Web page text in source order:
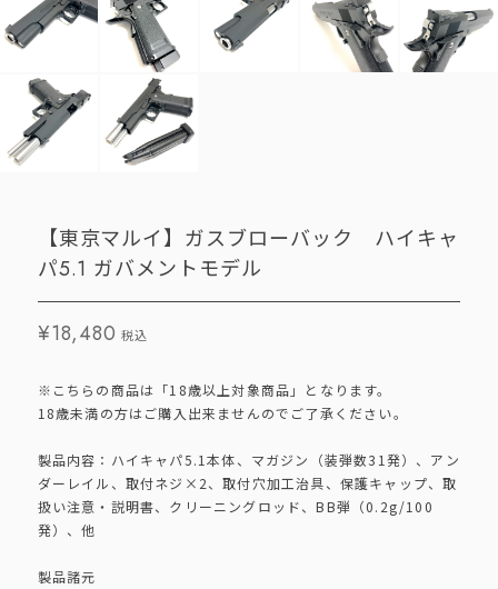
【東京マルイ】ガスブローバック ハイキャ
パ5.1 ガバメントモデル
¥18,480 税込
※こちらの商品は「18歳以上対象商品」となります。
18歳未満の方はご購入出来ませんのでご了承ください。
製品内容：ハイキャパ5.1本体、マガジン（装弾数31発）、アン
ダーレイル、取付ネジ×2、取付穴加工治具、保護キャップ、取
扱い注意・説明書、クリーニングロッド、BB弾（0.2g/100
発）、他
製品諸元